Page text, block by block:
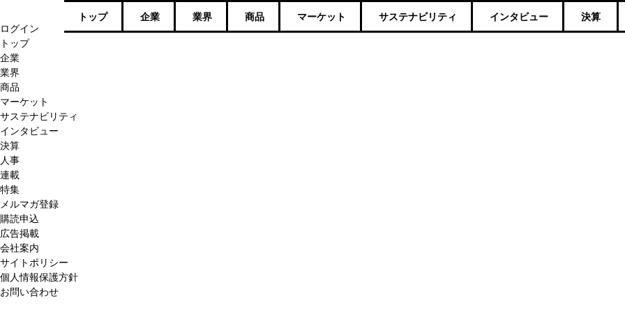
ログイン
トップ
企業
業界
商品
マーケット
サステナビリティ
インタビュー
決算
人事
連載
特集
メルマガ登録
購読申込
広告掲載
会社案内
サイトポリシー
個人情報保護方針
お問い合わせ
トップ 企業 業界 商品 マーケット サステナビリティ インタビュー 決算